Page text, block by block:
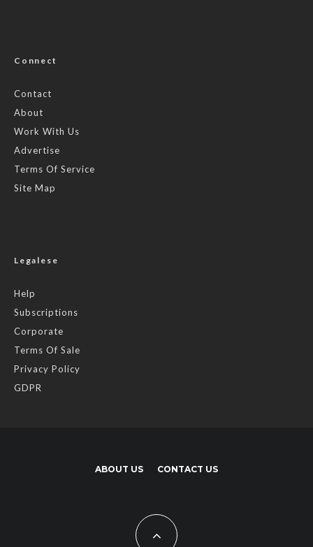
Connect
Contact
About
Work With Us
Advertise
Terms Of Service
Site Map
Legalese
Help
Subscriptions
Corporate
Terms Of Sale
Privacy Policy
GDPR
ABOUT US CONTACT US